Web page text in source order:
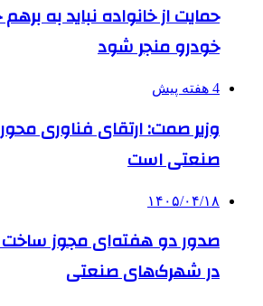
حمایت از خانواده نباید به برهم
خودرو منجر شود
4 هفته پیش
وزیر صمت: ارتقای فناوری
صنعتی است
۱۴۰۵/۰۴/۱۸
صدور دو هفته‌ای مجوز ساخت
در شهرک‌های صنعتی